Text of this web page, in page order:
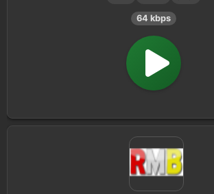
64 kbps